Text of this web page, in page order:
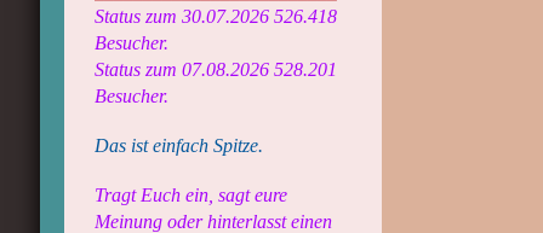
Status zum 30.07.2026 526.418
Besucher.
Status zum 07.08.2026 528.201
Besucher.
Das ist einfach Spitze.
Tragt Euch ein, sagt eure
Meinung oder hinterlasst einen